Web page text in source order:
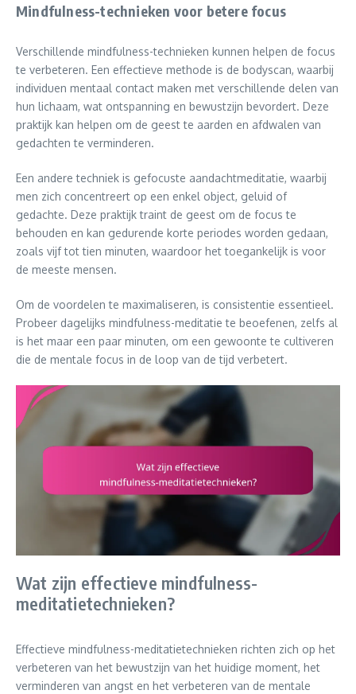
Mindfulness-technieken voor betere focus
Verschillende mindfulness-technieken kunnen helpen de focus
te verbeteren. Een effectieve methode is de bodyscan, waarbij
individuen mentaal contact maken met verschillende delen van
hun lichaam, wat ontspanning en bewustzijn bevordert. Deze
praktijk kan helpen om de geest te aarden en afdwalen van
gedachten te verminderen.
Een andere techniek is gefocuste aandachtmeditatie, waarbij
men zich concentreert op een enkel object, geluid of
gedachte. Deze praktijk traint de geest om de focus te
behouden en kan gedurende korte periodes worden gedaan,
zoals vijf tot tien minuten, waardoor het toegankelijk is voor
de meeste mensen.
Om de voordelen te maximaliseren, is consistentie essentieel.
Probeer dagelijks mindfulness-meditatie te beoefenen, zelfs al
is het maar een paar minuten, om een gewoonte te cultiveren
die de mentale focus in de loop van de tijd verbetert.
Wat zijn effectieve mindfulness-
meditatietechnieken?
Effectieve mindfulness-meditatietechnieken richten zich op het
verbeteren van het bewustzijn van het huidige moment, het
verminderen van angst en het verbeteren van de mentale